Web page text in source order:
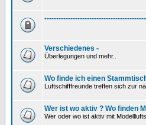
Verschiedenes -
Überlegungen und mehr..
Wo finde ich einen
Luftschifffreunde treffen sich zur
Wer ist wo aktiv ? Wo finden
Wer oder wo ist aktiv mit